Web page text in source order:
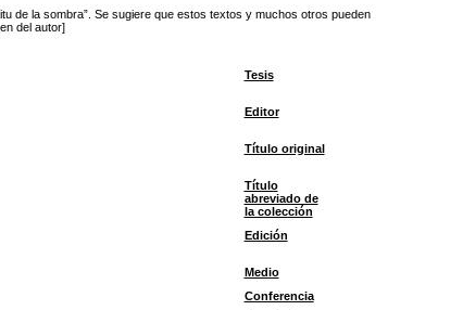
de la sombra”. Se sugiere que estos textos y muchos otros pueden
del autor]
Tesis
Editor
Título original
Título
abreviado de
la colección
Edición
Medio
Conferencia